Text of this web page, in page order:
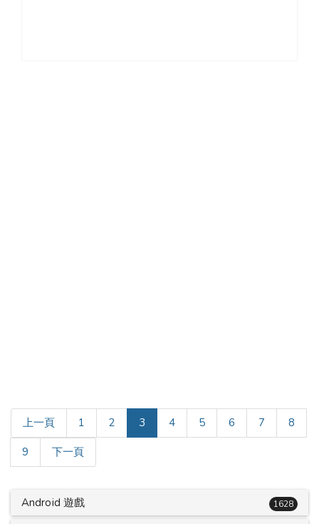
上一頁 1 2 3(current)
4 5 6 7 8
9 下一頁
Android 遊戲 1628